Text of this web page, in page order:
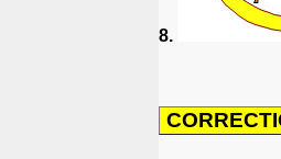
8.